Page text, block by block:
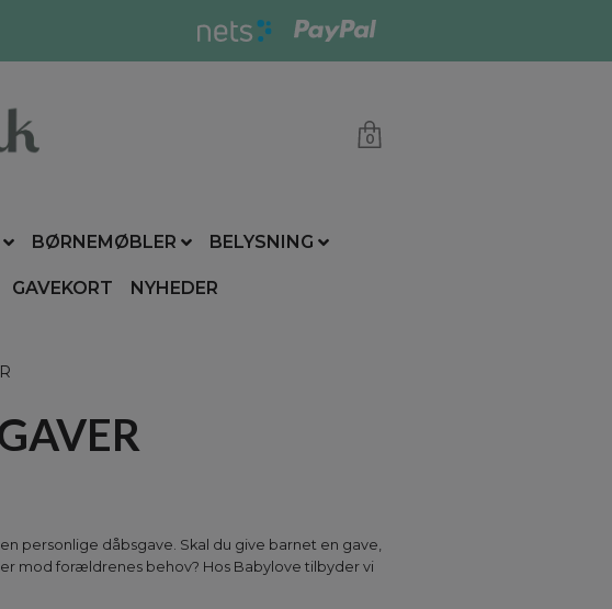
0
BØRNEMØBLER BELYSNING
GAVEKORT NYHEDER
personlige dåbsgave. Skal du give barnet en gave,
mod forældrenes behov? Hos Babylove tilbyder vi